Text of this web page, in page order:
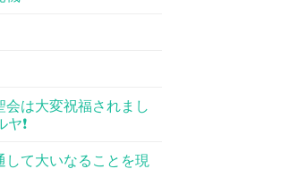
会は大変祝福されまし
❗️
して大いなることを現